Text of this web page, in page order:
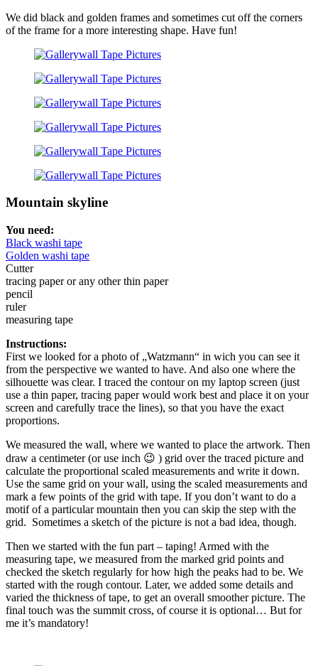
We did black and golden frames and sometimes cut off the corners
of the frame for a more interesting shape. Have fun!
Mountain skyline
You need:
Black washi tape
Golden washi tape
Cutter
tracing paper or any other thin paper
pencil
ruler
measuring tape
Instructions:
First we looked for a photo of „Watzmann“ in wich you can see it
from the perspective we wanted to have. And also one where the
silhouette was clear. I traced the contour on my laptop screen (just
use a thin paper, tracing paper would work best and place it on your
screen and carefully trace the lines), so that you have the exact
proportions.
We measured the wall, where we wanted to place the artwork. Then
draw a centimeter (or use inch 😉 ) grid over the traced picture and
calculate the proportional scaled measurements and write it down.
Use the same grid on your wall, using the scaled measurements and
mark a few points of the grid with tape. If you don’t want to do a
motif of a particular mountain then you can skip the step with the
grid. Sometimes a sketch of the picture is not a bad idea, though.
Then we started with the fun part – taping! Armed with the
measuring tape, we measured from the marked grid points and
checked the sketch regularly for how high the peaks had to be. We
started with the rough contour. Later, we added some details and
varied the thickness of tape, to get an overall smoother picture. The
final touch was the summit cross, of course it is optional… But for
me it’s mandatory!